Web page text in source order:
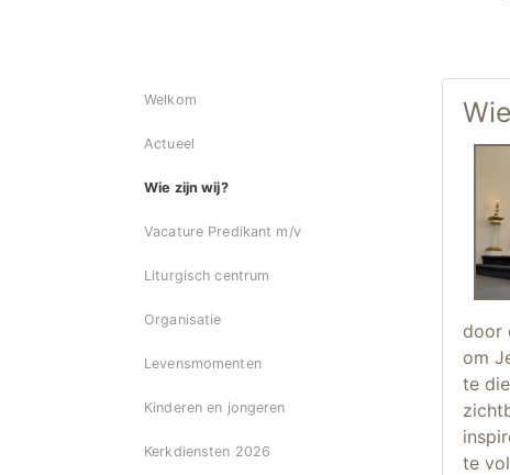
Welkom
Actueel
Wie zijn wij?
Vacature Predikant m/v
Liturgisch centrum
Organisatie
Levensmomenten
Kinderen en jongeren
Kerkdiensten 2026
door
om
te
te